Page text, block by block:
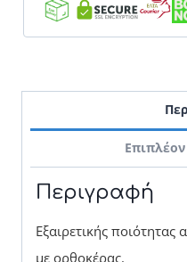
Περιγραφή
Εξαιρετικής
με ορθοκέρας.